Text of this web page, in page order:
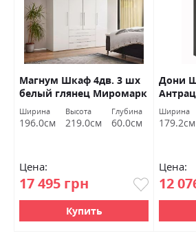
Магнум Шкаф 4дв. 3 шх
белый глянец Миромарк
Ширина
196.0см
Высота
219.0см
Глубина
60.0см
Цена:
17 495 грн
Купить
Дони
Ширина
179.2см
Цена:
12